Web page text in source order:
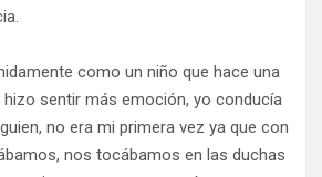
como un niño que hace una
sentir más emoción, yo conducía
no era mi primera vez ya que con
nos tocábamos en las duchas